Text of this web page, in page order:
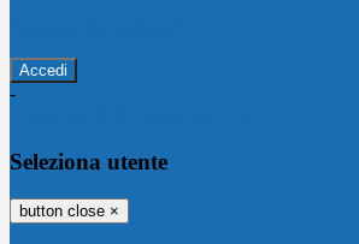
-
Seleziona utente
button close ×